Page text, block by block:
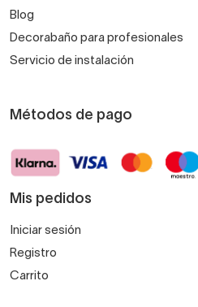
Blog
Decorabaño para profesionales
Servicio de instalación
Métodos de pago
Mis pedidos
Iniciar sesión
Registro
Carrito